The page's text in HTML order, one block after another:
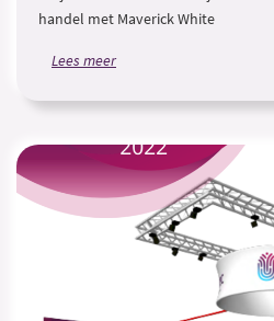
handel met Maverick White
Lees meer